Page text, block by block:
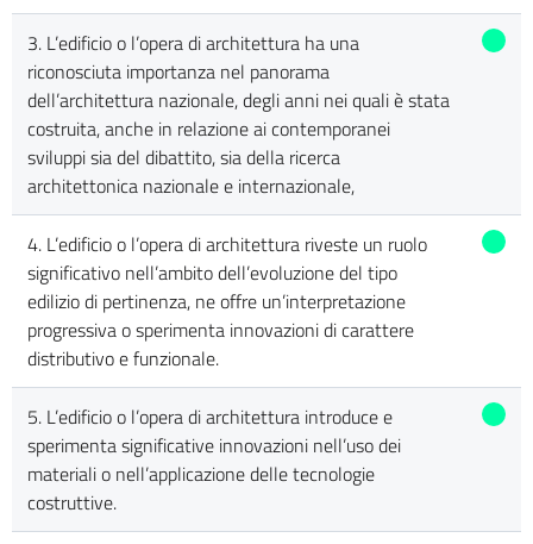
3. L’edificio o l’opera di architettura ha una
riconosciuta importanza nel panorama
dell’architettura nazionale, degli anni nei quali è stata
costruita, anche in relazione ai contemporanei
sviluppi sia del dibattito, sia della ricerca
architettonica nazionale e internazionale,
4. L’edificio o l’opera di architettura riveste un ruolo
significativo nell’ambito dell’evoluzione del tipo
edilizio di pertinenza, ne offre un’interpretazione
progressiva o sperimenta innovazioni di carattere
distributivo e funzionale.
5. L’edificio o l’opera di architettura introduce e
sperimenta significative innovazioni nell’uso dei
materiali o nell’applicazione delle tecnologie
costruttive.